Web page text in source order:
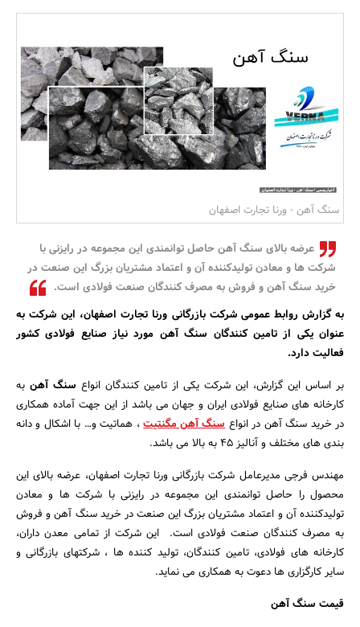
مسکن و ساختمان
جستجو
سنگ آهن - ورنا تجارت اصفهان
عرضه بالای سنگ آهن حاصل توانمندی این مجموعه در رایزنی با
شرکت ها و معادن تولیدکننده آن و اعتماد مشتریان بزرگ این صنعت در
خرید سنگ آهن و فروش به مصرف کنندگان صنعت فولادی است.
به گزارش روابط عمومی شرکت بازرگانی ورنا تجارت اصفهان، این شرکت به
عنوان یکی از تامین کنندگان سنگ آهن مورد نیاز صنایع فولادی کشور
فعالیت دارد.
بر اساس این گزارش، این شرکت یکی از تامین کنندگان انواع سنگ آهن به
کارخانه های صنایع فولادی ایران و جهان می باشد از این جهت آماده همکاری
در خرید سنگ آهن در انواعسنگ آهن مگنتیت، هماتیت و… با اشکال و دانه
بندی های مختلف و آنالیز ۴۵ به بالا می باشد.
مهندس فرجی مدیرعامل شرکت بازرگانی ورنا تجارت اصفهان، عرضه بالای این
محصول را حاصل توانمندی این مجموعه در رایزنی با شرکت ها و معادن
تولیدکننده آن و اعتماد مشتریان بزرگ این صنعت در خرید سنگ آهن و فروش
به مصرف کنندگان صنعت فولادی است. این شرکت از تمامی معدن داران،
کارخانه های فولادی، تامین کنندگان، تولید کننده ها ، شرکتهای بازرگانی و
سایر کارگزاری ها دعوت به همکاری می نماید.
قیمت سنگ آهن